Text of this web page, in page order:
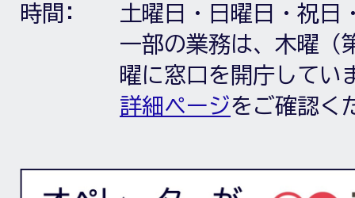
時間:
土曜日・日曜日・祝日
一部の業務は、木曜（
曜に窓口を開庁してい
詳細ページをご確認く